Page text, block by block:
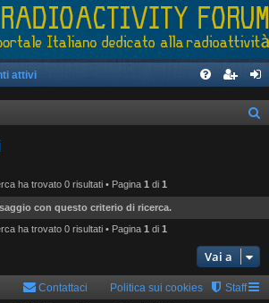
attivi
ha trovato 0 risultati • Pagina 1 di 1
con questo criterio di ricerca.
ha trovato 0 risultati • Pagina 1 di 1
Vai a
Staff
Politica sui cookies
Contattaci